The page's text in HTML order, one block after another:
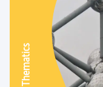
Thematics